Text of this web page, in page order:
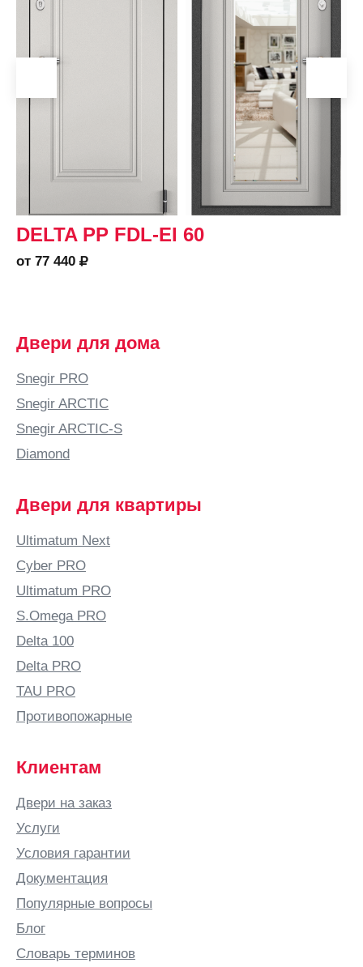
DELTA PP FDL-EI 60
от 77 440
Двери для дома
Snegir PRO
Snegir ARCTIC
Snegir ARCTIC-S
Diamond
Двери для квартиры
Ultimatum Next
Cyber PRO
Ultimatum PRO
S.Omega PRO
Delta 100
Delta PRO
TAU PRO
Противопожарные
Клиентам
Двери на заказ
Услуги
Условия гарантии
Документация
Популярные вопросы
Блог
Словарь терминов